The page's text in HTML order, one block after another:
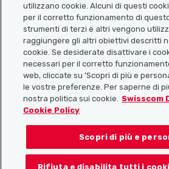
Link utili
Scarica l’app Localcities
Seguiteci su:
utilizzano cookie. Alcuni di questi
per il corretto funzionamento di
strumenti di terzi e altri vengono
raggiungere gli altri obiettivi descritti
cookie. Se desiderate disattivare i
necessari per il corretto
web, cliccate su 'Scopri di più e
le vostre preferenze. Per saperne di
nostra politica sui cookie.
Swisscom
Cookie Policy
Scopri di più e
Rifiuta e disabilita tutti i